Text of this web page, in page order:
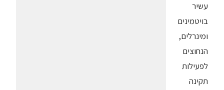
עשיר
בויטמינים
ומינרלים,
הנחוצים
לפעילות
תקינה